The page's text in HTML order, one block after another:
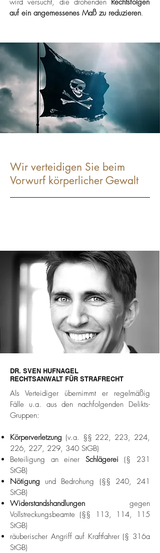
wird versucht, die drohenden Rechtsfolgen
auf ein angemessenes Maß zu reduzieren.
Wir verteidigen Sie beim
Vorwurf körperlicher Gewalt
DR. SVEN HUFNAGEL
RECHTSANWALT FÜR STRAFRECHT
Als Verteidiger übernimmt er regelmäßig
Fälle u.a. aus den nachfolgenden Delikts-
Gruppen:
Körperverletzung (v.a. §§ 222, 223, 224,
226, 227, 229, 340 StGB)
Beteiligung an einer Schlägerei (§ 231
StGB)
Nötigung und Bedrohung (§§ 240, 241
StGB)
Widerstandshandlungen gegen
Vollstreckungsbeamte (§§ 113, 114, 115
StGB)
räuberischer Angriff auf Kraftfahrer (§ 316a
StGB)